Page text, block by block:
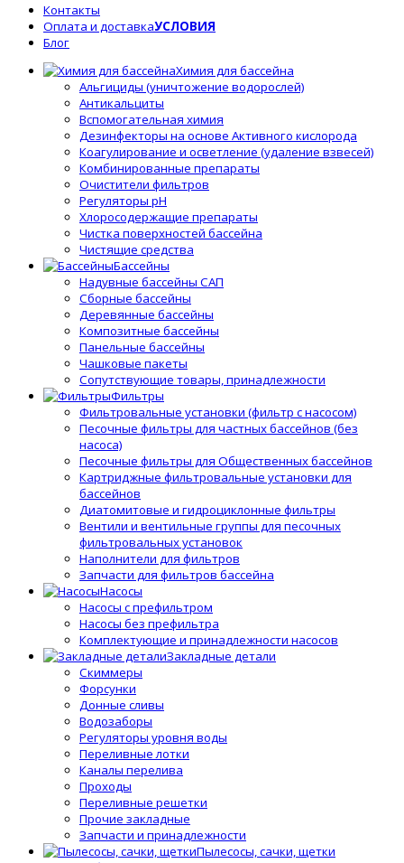
Контакты
Оплата и доставкаУСЛОВИЯ
Блог
Химия для бассейна
Альгициды (уничтожение водорослей)
Антикальциты
Вспомогательная химия
Дезинфекторы на основе Активного кислорода
Коагулирование и осветление (удаление взвесей)
Комбинированные препараты
Очистители фильтров
Регуляторы pH
Хлоросодержащие препараты
Чистка поверхностей бассейна
Чистящие средства
Бассейны
Надувные бассейны САП
Сборные бассейны
Деревянные бассейны
Композитные бассейны
Панельные бассейны
Чашковые пакеты
Сопутствующие товары, принадлежности
Фильтры
Фильтровальные установки (фильтр с насосом)
Песочные фильтры для частных бассейнов (без
насоса)
Песочные фильтры для Общественных бассейнов
Картриджные фильтровальные установки для
бассейнов
Диатомитовые и гидроциклонные фильтры
Вентили и вентильные группы для песочных
фильтровальных установок
Наполнители для фильтров
Запчасти для фильтров бассейна
Насосы
Насосы с префильтром
Насосы без префильтра
Комплектующие и принадлежности насосов
Закладные детали
Скиммеры
Форсунки
Донные сливы
Водозаборы
Регуляторы уровня воды
Переливные лотки
Каналы перелива
Проходы
Переливные решетки
Прочие закладные
Запчасти и принадлежности
Пылесосы, сачки, щетки